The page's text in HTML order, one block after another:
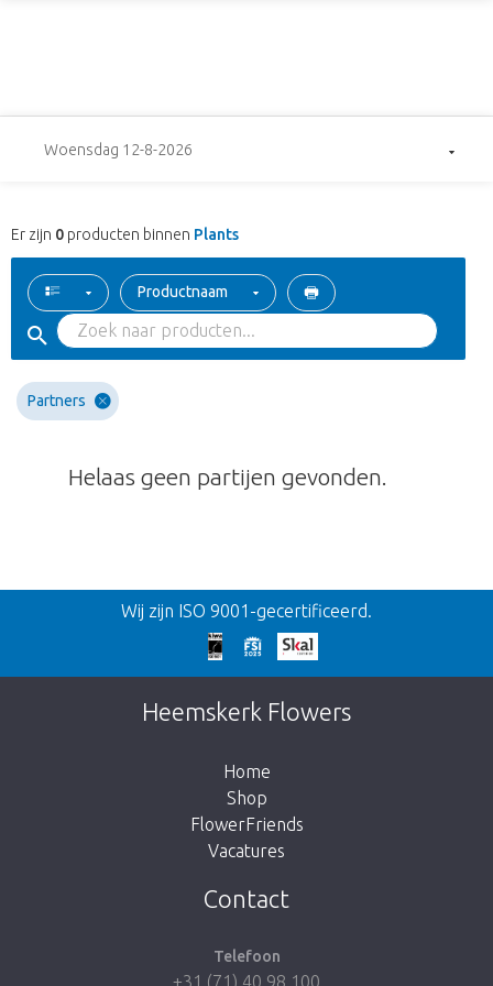
Woensdag 12-8-2026
Er zijn 0 producten binnen Plants
Productnaam
Partners
Helaas geen partijen gevonden.
Terug
Te laat!
Dit artikel is helaas uitverkocht. Klik op de
knop hieronder om terug te gaan naar de
Breng me naar de shop
Wij zijn ISO 9001-gecertificeerd.
Heemskerk Flowers
Home
Shop
FlowerFriends
Vacatures
Contact
Telefoon